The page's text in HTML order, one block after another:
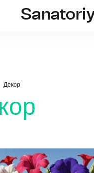
Декор